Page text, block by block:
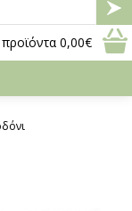
προϊόντα 0,00€